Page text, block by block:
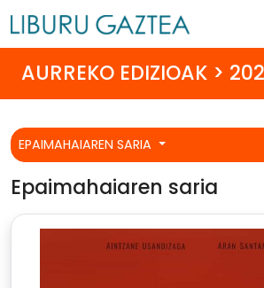
AURREKO EDIZIOAK >
EPAIMAHAIAREN SARIA
Epaimahaiaren saria